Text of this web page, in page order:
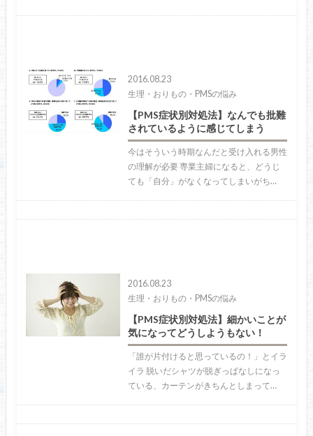
2016.08.23
生理・おりもの・PMSの悩み
【PMS症状別対処法】なんでも批難
されているように感じてしまう
今はそういう時期なんだと受け入れる男性
の理解が必要 専業主婦になると、どうじ
ても「自分」がなくなってしまいがち…
2016.08.23
生理・おりもの・PMSの悩み
【PMS症状別対処法】細かいことが
気になってどうしようもない！
「誰が片付けると思っているの！」とイラ
イラ 脱いだシャツが脱ぎっぱなしになっ
ている、カーテンがきちんとしまって…